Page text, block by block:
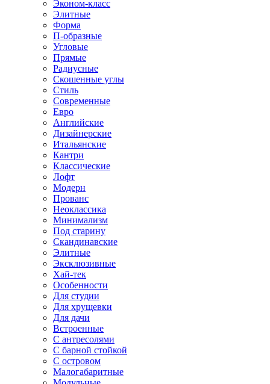
Эконом-класс
Элитные
Форма
П-образные
Угловые
Прямые
Радиусные
Скошенные углы
Стиль
Современные
Евро
Английские
Дизайнерские
Итальянские
Кантри
Классические
Лофт
Модерн
Прованс
Неоклассика
Минимализм
Под старину
Скандинавские
Элитные
Эксклюзивные
Хай-тек
Особенности
Для студии
Для хрущевки
Для дачи
Встроенные
С антресолями
С барной стойкой
С островом
Малогабаритные